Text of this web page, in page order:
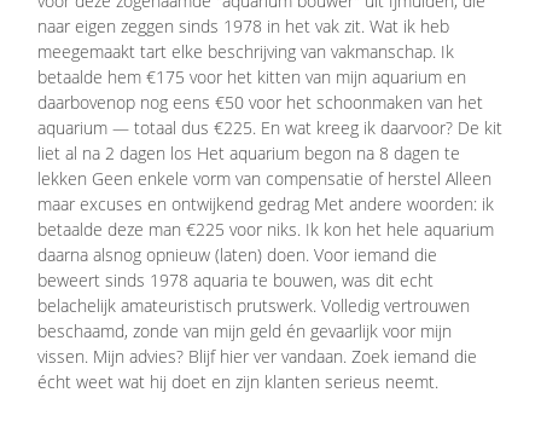
naar eigen zeggen sinds 1978 in het vak zit. Wat ik heb
meegemaakt tart elke beschrijving van vakmanschap. Ik
betaalde hem €175 voor het kitten van mijn aquarium en
daarbovenop nog eens €50 voor het schoonmaken van het
aquarium — totaal dus €225. En wat kreeg ik daarvoor? De kit
liet al na 2 dagen los Het aquarium begon na 8 dagen te
lekken Geen enkele vorm van compensatie of herstel Alleen
maar excuses en ontwijkend gedrag Met andere woorden: ik
betaalde deze man €225 voor niks. Ik kon het hele aquarium
daarna alsnog opnieuw (laten) doen. Voor iemand die
beweert sinds 1978 aquaria te bouwen, was dit echt
belachelijk amateuristisch prutswerk. Volledig vertrouwen
beschaamd, zonde van mijn geld én gevaarlijk voor mijn
vissen. Mijn advies? Blijf hier ver vandaan. Zoek iemand die
écht weet wat hij doet en zijn klanten serieus neemt.